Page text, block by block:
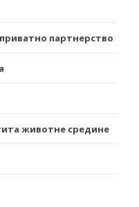
партнерство
животне средине